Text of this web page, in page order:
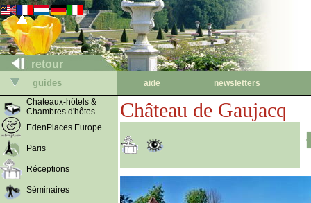
retour
guides aide
newsletters
Chateaux-hôtels &
Chambres d'hôtes
EdenPlaces Europe
Paris
Réceptions
Séminaires
Château de Gaujacq